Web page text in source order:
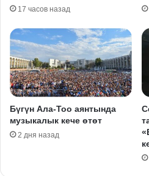
17 часов назад
Бүгүн Ала-Тоо аянтында
музыкалык кече өтөт
2 дня назад